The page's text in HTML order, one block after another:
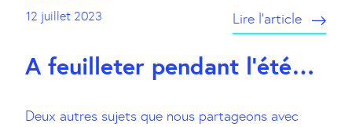
12 juillet 2023 Lire l’article
A feuilleter pendant l’été…
Deux autres sujets que nous partageons avec